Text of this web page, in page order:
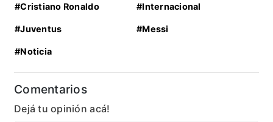
#Cristiano Ronaldo #Internacional
#Juventus #Messi
#Noticia
Comentarios
Dejá tu opinión acá!